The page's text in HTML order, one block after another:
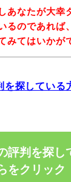
あなたが大幸
るのであれば
みてはいかが
を探している
評判を探し
をクリック